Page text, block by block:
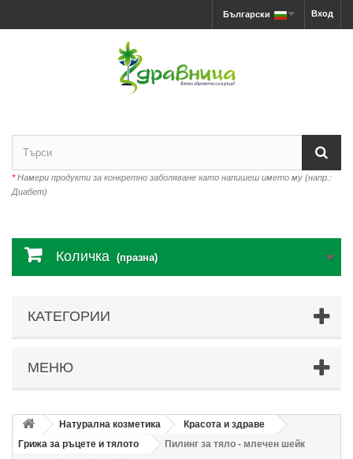
Вход
Български
*Намери продукти за конкретно заболяване като напишеш името му (напр.:
Диабет)
Количка (празна)
КАТЕГОРИИ
МЕНЮ
Натурална козметика
Красота и здраве
Грижа за ръцете и тялото
Пилинг за тяло - млечен шейк